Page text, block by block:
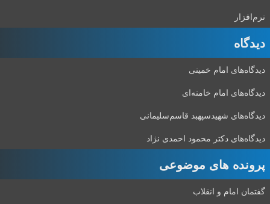
نرم‌افزار
دیدگاه‌
دیدگاه‌های امام خمینی
دیدگاه‌های امام خامنه‌ای
دیدگاه‌های شهید‌سپهبد قاسم‌سلیمانی
دیدگاه‌های دکتر محمود احمدی نژاد
پرونده های موضوعی
گفتمان امام و انقلاب